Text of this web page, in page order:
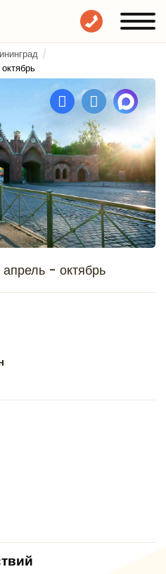
- октябрь